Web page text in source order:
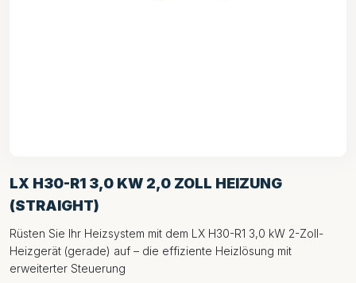
LX H30-R1 3,0 KW 2,0 ZOLL HEIZUNG
(STRAIGHT)
Rüsten Sie Ihr Heizsystem mit dem LX H30-R1 3,0 kW 2-Zoll-
Heizgerät (gerade) auf – die effiziente Heizlösung mit
erweiterter Steuerung